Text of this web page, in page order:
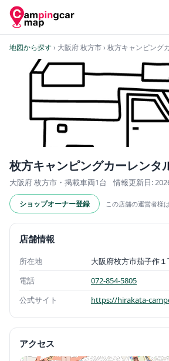
地図から探す› 大阪府 枚方市› 枚方キャンピング
枚方キャンピングカーレンタ
大阪府 枚方市・掲載車両1台 情報更新日:
ショップオーナー登録 この店舗の運営者様
店舗情報
所在地
大阪府枚方市茄子作
電話
072-854-5805
公式サイト
https://hirakata-
アクセス